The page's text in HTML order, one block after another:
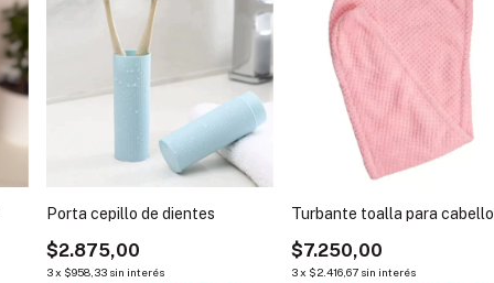
Porta cepillo de dientes
$2.875,00
3x $958,33 sin interés
Turbante toalla para cabello
$7.250,00
3x $2.416,67 sin interés